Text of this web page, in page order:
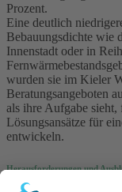
Prozent.
Eine deutlich
Bebauungsdichte wie
Innenstadt oder in
wurden sie im Kieler
Beratungsangeboten
als ihre Aufgabe
Lösungsansätze für
entwickeln.
Herausforderungen und